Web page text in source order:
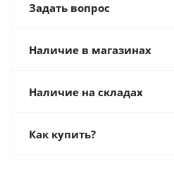
Задать вопрос
Наличие в магазинах
Наличие на складах
Как купить?